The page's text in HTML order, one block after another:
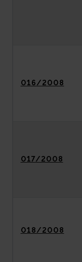
016/2008
017/2008
018/2008